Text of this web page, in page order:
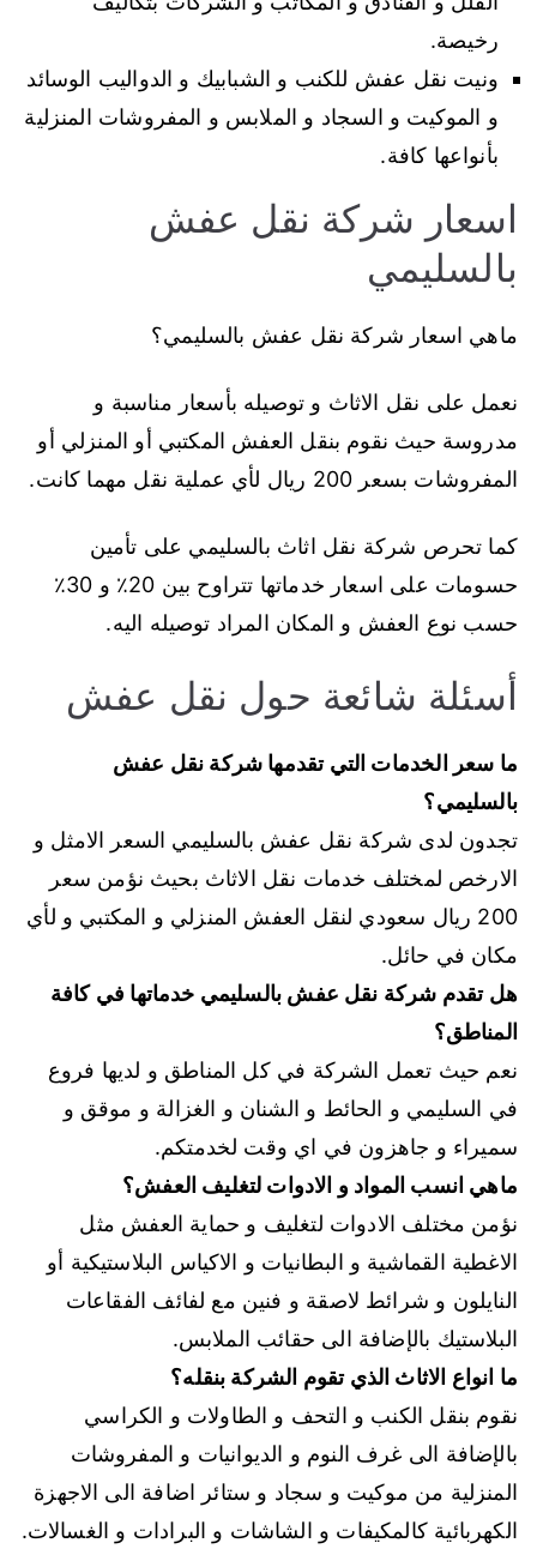
رخيصة.
ونيت نقل عفش للكنب و الشبابيك و الدواليب الوسائد
و الموكيت و السجاد و الملابس و المفروشات المنزلية
بأنواعها كافة.
اسعار شركة نقل عفش
بالسليمي
ماهي اسعار شركة نقل عفش بالسليمي؟
نعمل على نقل الاثاث و توصيله بأسعار مناسبة و
مدروسة حيث نقوم بنقل العفش المكتبي أو المنزلي أو
المفروشات بسعر 200 ريال لأي عملية نقل مهما كانت.
كما تحرص شركة نقل اثاث بالسليمي على تأمين
حسومات على اسعار خدماتها تتراوح بين 20٪ و 30٪
حسب نوع العفش و المكان المراد توصيله اليه.
أسئلة شائعة حول نقل عفش
ما سعر الخدمات التي تقدمها شركة نقل عفش
بالسليمي؟
تجدون لدى شركة نقل عفش بالسليمي السعر الامثل و
الارخص لمختلف خدمات نقل الاثاث بحيث نؤمن سعر
200 ريال سعودي لنقل العفش المنزلي و المكتبي و لأي
مكان في حائل.
هل تقدم شركة نقل عفش بالسليمي خدماتها في كافة
المناطق؟
نعم حيث تعمل الشركة في كل المناطق و لديها فروع
في السليمي و الحائط و الشنان و الغزالة و موقق و
سميراء و جاهزون في اي وقت لخدمتكم.
ماهي انسب المواد و الادوات لتغليف العفش؟
نؤمن مختلف الادوات لتغليف و حماية العفش مثل
الاغطية القماشية و البطانيات و الاكياس البلاستيكية أو
النايلون و شرائط لاصقة و فنين مع لفائف الفقاعات
البلاستيك بالإضافة الى حقائب الملابس.
ما انواع الاثاث الذي تقوم الشركة بنقله؟
نقوم بنقل الكنب و التحف و الطاولات و الكراسي
بالإضافة الى غرف النوم و الديوانيات و المفروشات
المنزلية من موكيت و سجاد و ستائر اضافة الى الاجهزة
الكهربائية كالمكيفات و الشاشات و البرادات و الغسالات.